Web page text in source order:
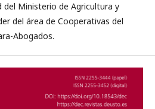
del Ministerio de Agricultura y
del área de Cooperativas del
Abogados.